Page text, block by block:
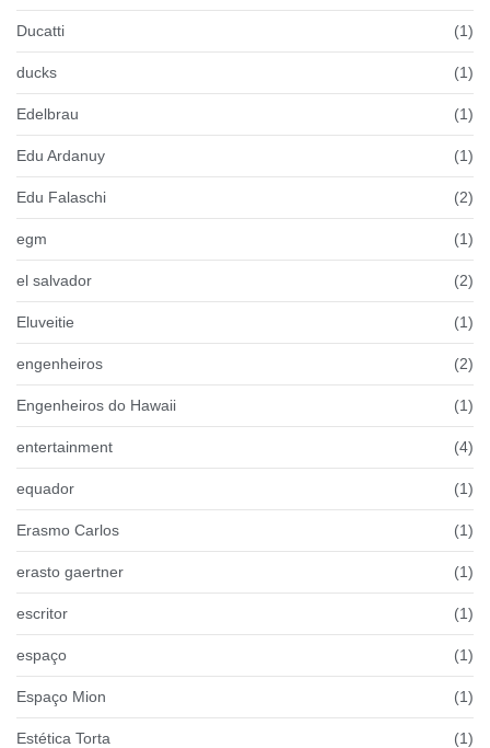
Ducatti (1)
ducks (1)
Edelbrau (1)
Edu Ardanuy (1)
Edu Falaschi (2)
egm (1)
el salvador (2)
Eluveitie (1)
engenheiros (2)
Engenheiros do Hawaii (1)
entertainment (4)
equador (1)
Erasmo Carlos (1)
erasto gaertner (1)
escritor (1)
espaço (1)
Espaço Mion (1)
Estética Torta (1)